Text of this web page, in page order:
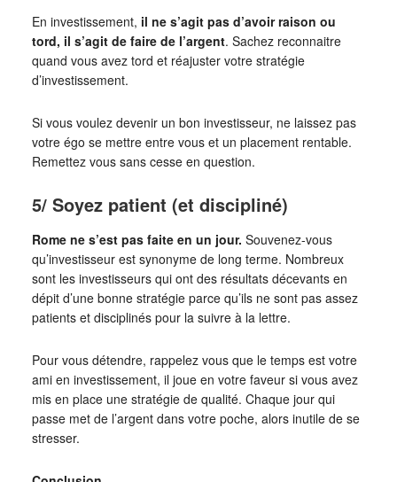
En investissement, il ne s’agit pas d’avoir raison ou
tord, il s’agit de faire de l’argent. Sachez reconnaitre
quand vous avez tord et réajuster votre stratégie
d’investissement.
Si vous voulez devenir un bon investisseur, ne laissez pas
votre égo se mettre entre vous et un placement rentable.
Remettez vous sans cesse en question.
5/ Soyez patient (et discipliné)
Rome ne s’est pas faite en un jour. Souvenez-vous
qu’investisseur est synonyme de long terme. Nombreux
sont les investisseurs qui ont des résultats décevants en
dépit d’une bonne stratégie parce qu’ils ne sont pas assez
patients et disciplinés pour la suivre à la lettre.
Pour vous détendre, rappelez vous que le temps est votre
ami en investissement, il joue en votre faveur si vous avez
mis en place une stratégie de qualité. Chaque jour qui
passe met de l’argent dans votre poche, alors inutile de se
stresser.